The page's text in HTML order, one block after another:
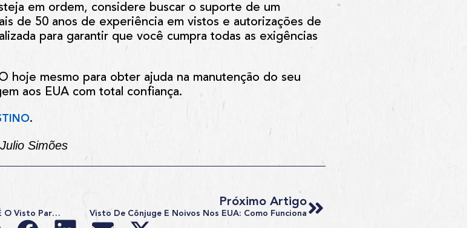
em ordem, considere buscar o suporte de um
de 50 anos de experiência em vistos e autorizações de
para garantir que você cumpra todas as exigências
hoje mesmo para obter ajuda na manutenção do seu
aos EUA com total confiança.
.
Simões
5 Destinos Diferentes Na África (e Como É O Visto Para Visitá-Los)
Próximo Artigo
Visto De Cônjuge E Noivos Nos EUA: Como Funciona